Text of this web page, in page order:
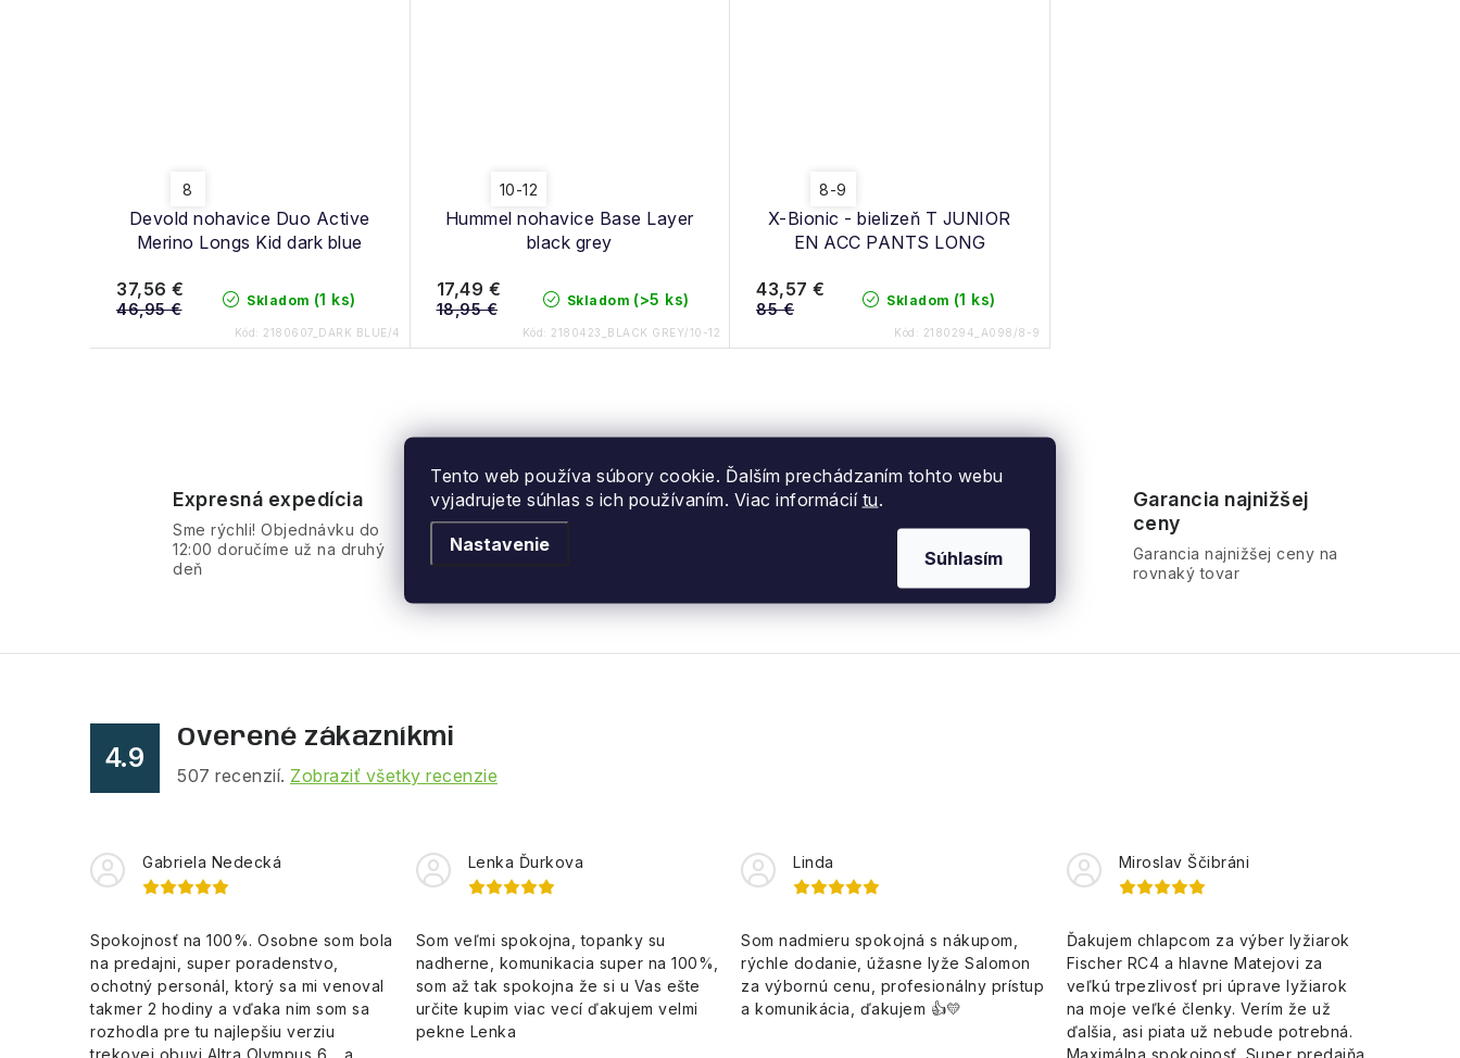
Tento web používa súbory cookie. Ďalším prechádzaním tohto webu
vyjadrujete súhlas s ich používaním. Viac informácií tu.
Nastavenie
Súhlasím
Devold nohavice Duo Active
Merino Longs Kid dark blue
8
Skladom (1 ks)
37,56 €
46,95 €
Kód: 2180607_DARK BLUE/4
Hummel nohavice Base Layer
black grey
10-12
Skladom (>5 ks)
17,49 €
18,95 €
Kód: 2180423_BLACK GREY/10-12
X-Bionic - bielizeň T JUNIOR
EN ACC PANTS LONG
8-9
Skladom (1 ks)
43,57 €
85 €
Kód: 2180294_A098/8-9
c
e
p
r
k
v
ý
p
i
Expresná expedícia
Sme rýchli! Objednávku do
12:00 doručíme už na druhý
deň
Doprava zdarma
Nad 80 eur
Kamenný obchod v
Malíkova 4922/1, Nitra
Garancia najnižšej
ceny
Garancia najnižšej ceny na
rovnaký tovar
4.9
Overené zákazníkmi
507 recenzií. Zobraziť všetky recenzie
Gabriela Nedecká
Spokojnosť na 100%. Osobne som bola
na predajni, super poradenstvo,
ochotný personál, ktorý sa mi venoval
takmer 2 hodiny a vďaka nim som sa
rozhodla pre tu najlepšiu verziu
trekovej obuvi Altra Olympus 6,.. a
Lenka Ďurkova
Som veľmi spokojna, topanky su
nadherne, komunikacia super na 100%,
som až tak spokojna že si u Vas ešte
určite kupim viac vecí ďakujem velmi
pekne Lenka
Linda
Som nadmieru spokojná s nákupom,
rýchle dodanie, úžasne lyže Salomon
za výbornú cenu, profesionálny prístup
a komunikácia, ďakujem 👍💛
Miroslav Ščibráni
Ďakujem chlapcom za výber lyžiarok
Fischer RC4 a hlavne Matejovi za
veľkú trpezlivosť pri úprave lyžiarok
na moje veľké členky. Verím že už
ďalšia, asi piata už nebude potrebná.
Maximálna spokojnosť. Super predajňa